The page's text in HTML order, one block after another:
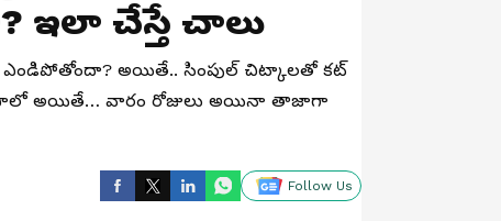
ఇలా చేస్తే చాలు
ఎండిపోతోందా? అయితే.. సింపుల్ చిట్కాలతో కట్
అయితే… వారం రోజులు అయినా తాజాగా
Follow Us